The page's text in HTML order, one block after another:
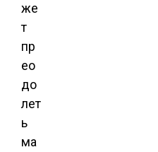
же
т
пр
ео
до
лет
ь
ма